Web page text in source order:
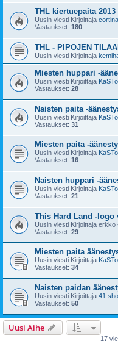
THL kiertuepaita 2013
Uusin viesti Kirjoittaja
Vastaukset: 180
THL - PIPOJEN
Uusin viesti Kirjoittaja
Miesten huppari -
Uusin viesti Kirjoittaja
Vastaukset: 28
Naisten paita -
Uusin viesti Kirjoittaja
Vastaukset: 31
Miesten paita -
Uusin viesti Kirjoittaja
Vastaukset: 16
Naisten huppari -
Uusin viesti Kirjoittaja
Vastaukset: 21
This Hard Land -logo
Uusin viesti Kirjoittaja erkko
Vastaukset: 29
Miesten paita
Uusin viesti Kirjoittaja
Vastaukset: 34
Naisten paidan
Uusin viesti Kirjoittaja 41
Vastaukset: 50
Uusi Aihe
17